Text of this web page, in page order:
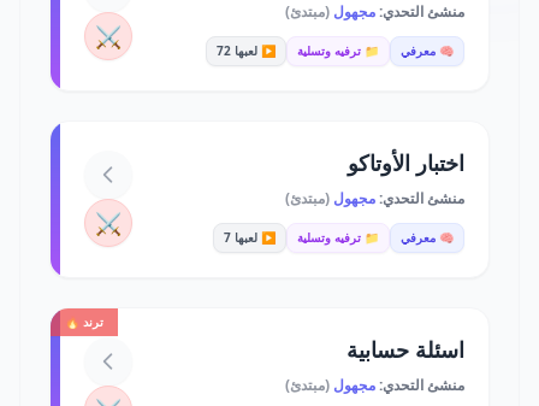
منشئ التحدي:مجهول (مبتدئ)
🧠 معرفي 📁 ترفيه وتسلية ▶️ لعبها 72 ⚔️
اختبار الأوتاكو
منشئ التحدي:مجهول (مبتدئ)
🧠 معرفي 📁 ترفيه وتسلية ▶️ لعبها 7 ⚔️
ترند 🔥
اسئلة حسابية
منشئ التحدي:مجهول (مبتدئ)